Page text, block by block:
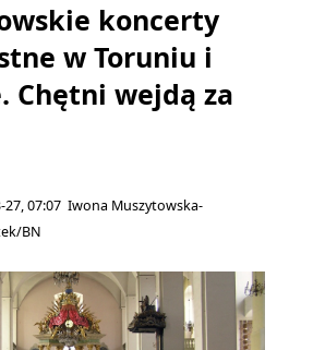
koncerty
w Toruniu i
Chętni wejdą za
27, 07:07 Iwona Muszytowska-
BN